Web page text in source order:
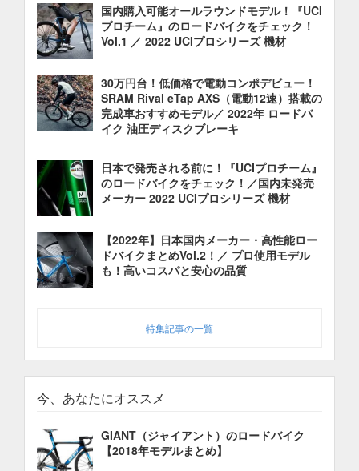
国内購入可能オールラウンドモデル！『UCI
プロチーム』のロードバイクをチェック！
Vol.1 ／ 2022 UCIプロシリーズ 機材
30万円台！低価格で電動コンポデビュー！
SRAM Rival eTap AXS（電動12速）搭載の
完成車おすすめモデル／ 2022年 ロードバ
イク 油圧ディスクブレーキ
日本で発売される前に！『UCIプロチーム』
のロードバイクをチェック！／国内未発売
メーカー 2022 UCIプロシリーズ 機材
【2022年】日本国内メーカー・高性能ロー
ドバイクまとめVol.2！／ プロ使用モデル
も！高いコスパと安心の品質
特集記事の一覧
今、あなたにオススメ
GIANT（ジャイアント）のロードバイク
【2018年モデルまとめ】